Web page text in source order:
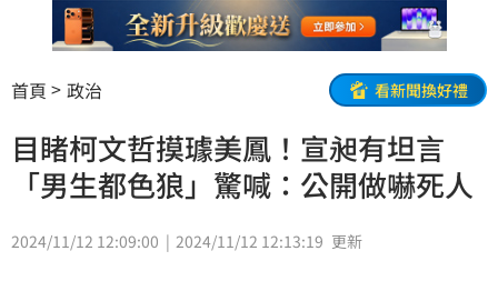
首頁 政治 看新聞換好禮
目睹柯文哲摸璩美鳳！宣昶有坦言
「男生都色狼」驚喊：公開做嚇死人
2024/11/12 12:09:00 2024/11/12 12:13:19 更新